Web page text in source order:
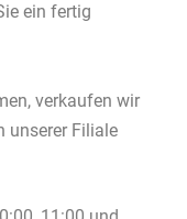
ein fertig
verkaufen wir
unserer Filiale